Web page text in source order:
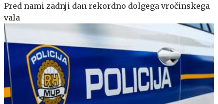
Pred nami zadnji dan rekordno dolgega vročinskega
vala